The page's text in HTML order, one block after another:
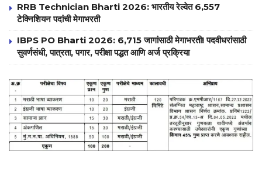
RRB Technician Bharti 2026: भारतीय रेल्वेत 6,557
टेक्निशियन पदांची मेगाभरती
IBPS PO Bharti 2026: 6,715 जागांसाठी मेगाभरती! पदवीधरांसाठी
सुवर्णसंधी, पात्रता, पगार, परीक्षा पद्धत आणि अर्ज प्रक्रिया